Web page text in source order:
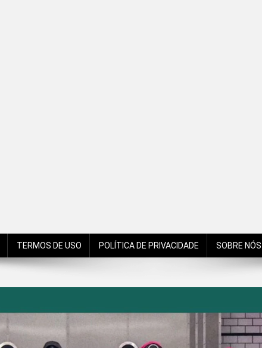
TERMOS DE USO POLÍTICA DE PRIVACIDADE SOBRE NÓS